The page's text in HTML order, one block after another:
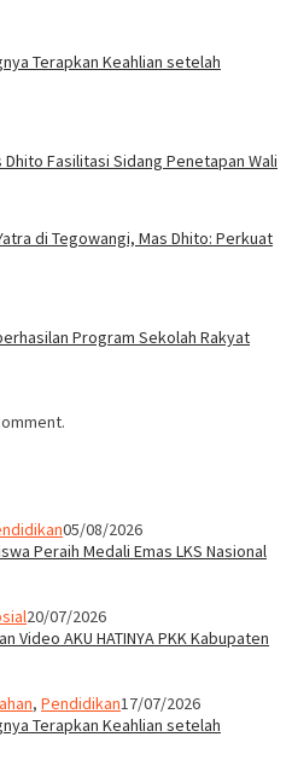
Terapkan Keahlian setelah
Fasilitasi Sidang Penetapan Wali
di Tegowangi, Mas Dhito: Perkuat
Program Sekolah Rakyat
05/08/2026
Peraih Medali Emas LKS Nasional
20/07/2026
Video AKU HATINYA PKK Kabupaten
, Pendidikan17/07/2026
Terapkan Keahlian setelah